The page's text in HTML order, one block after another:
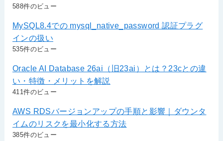
588件のビュー
MySQL8.4での mysql_native_password 認証プラグ
インの扱い
535件のビュー
Oracle AI Database 26ai（旧23ai）とは？23cとの違
い・特徴・メリットを解説
411件のビュー
AWS RDSバージョンアップの手順と影響｜ダウンタ
イムのリスクを最小化する方法
385件のビュー